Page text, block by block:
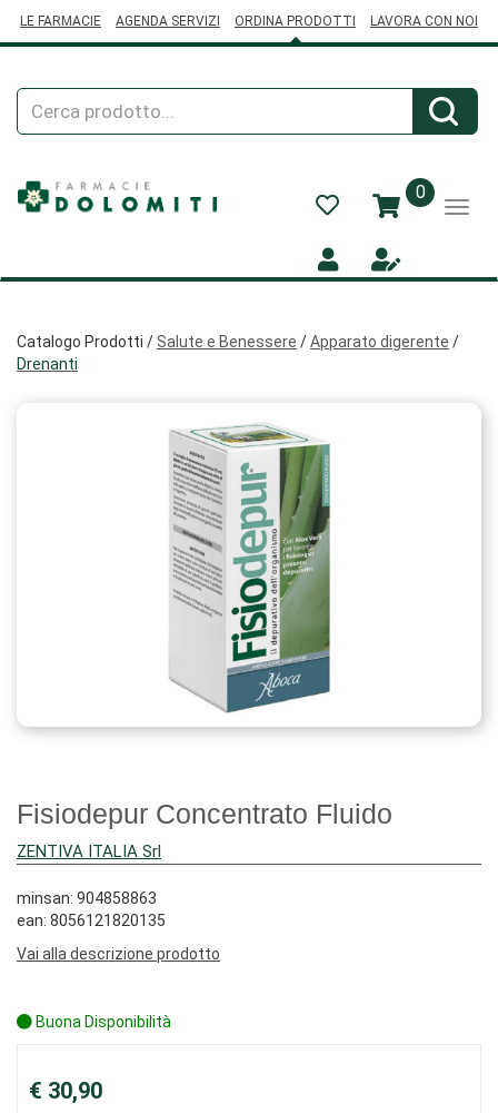
LE FARMACIE AGENDA SERVIZI ORDINA PRODOTTI LAVORA CON NOI
Cerca
Prodotto
0prodotti
inseriti
Catalogo Prodotti / Salute e Benessere /Apparato digerente /
Drenanti
Fisiodepur Concentrato Fluido
ZENTIVA ITALIA Srl
minsan: 904858863
ean: 8056121820135
Vai alla descrizione prodotto
Buona Disponibilità
Prezzo
€ 30,90